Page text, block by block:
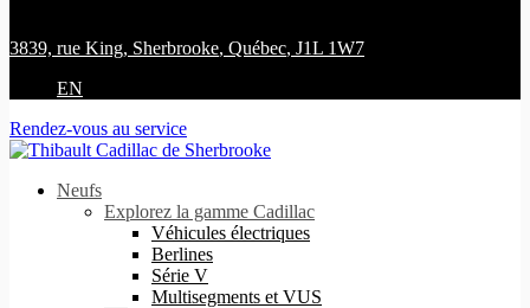
3839, rue King, Sherbrooke, Québec, J1L 1W7
EN
Rendez-vous au service
Neufs
Explorez la gamme Cadillac
Véhicules électriques
Berlines
Série V
Multisegments et VUS